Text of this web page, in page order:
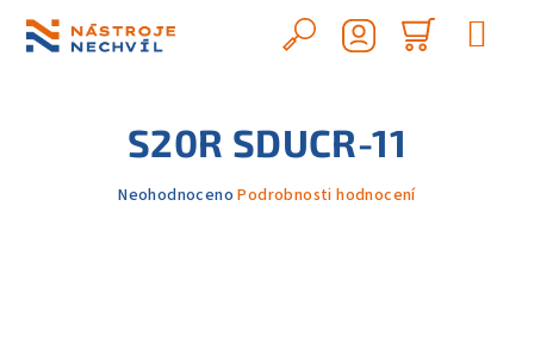
obsah
Hledat
S20R SDUCR-11
Průměrné
Neohodnoceno Podrobnosti hodnocení